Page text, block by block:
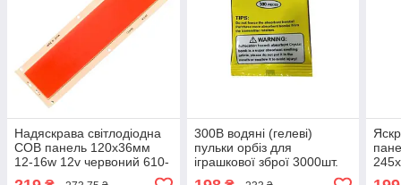
Надяскрава світлодіодна
COB панель 120х36мм
12-16w 12v червоний 610-
630 нм
300B водяні (гелеві)
пульки орбіз для
іграшкової зброї 3000шт.
9-11мм